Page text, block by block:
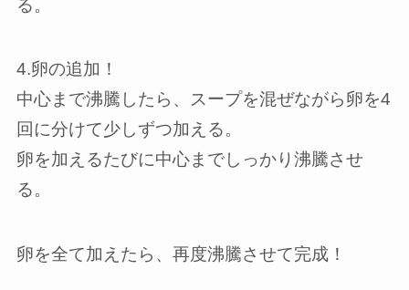
る。
4.卵の追加！
中心まで沸騰したら、スープを混ぜながら卵を4
回に分けて少しずつ加える。
卵を加えるたびに中心までしっかり沸騰させ
る。
卵を全て加えたら、再度沸騰させて完成！